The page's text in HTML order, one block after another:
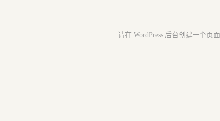
请在 WordPress 后台创建一个页